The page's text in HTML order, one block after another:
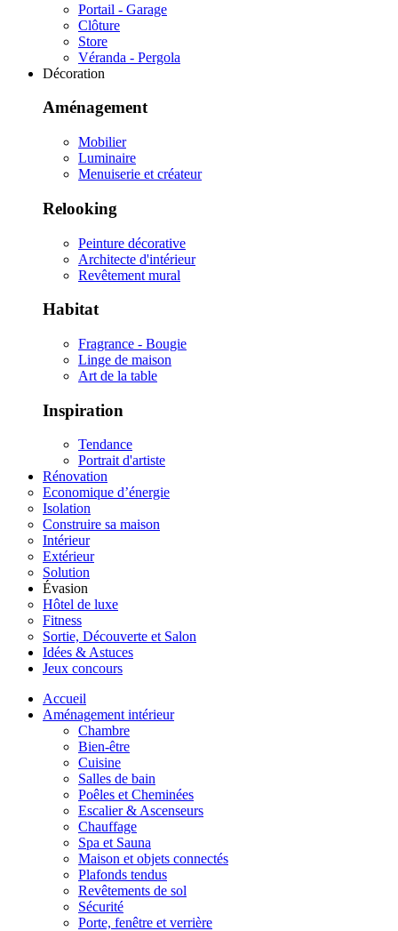
Portail - Garage
Clôture
Store
Véranda - Pergola
Décoration
Aménagement
Mobilier
Luminaire
Menuiserie et créateur
Relooking
Peinture décorative
Architecte d'intérieur
Revêtement mural
Habitat
Fragrance - Bougie
Linge de maison
Art de la table
Inspiration
Tendance
Portrait d'artiste
Rénovation
Economique d’énergie
Isolation
Construire sa maison
Intérieur
Extérieur
Solution
Évasion
Hôtel de luxe
Fitness
Sortie, Découverte et Salon
Idées & Astuces
Jeux concours
Accueil
Aménagement intérieur
Chambre
Bien-être
Cuisine
Salles de bain
Poêles et Cheminées
Escalier & Ascenseurs
Chauffage
Spa et Sauna
Maison et objets connectés
Plafonds tendus
Revêtements de sol
Sécurité
Porte, fenêtre et verrière